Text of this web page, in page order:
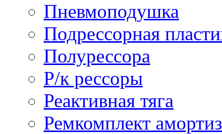
Пневмоподушка
Подрессорная
Полурессора
Р/к рессоры
Реактивная тяга
Ремкомплект